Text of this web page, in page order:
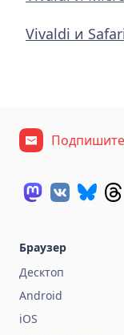
Vivaldi и
Браузер
Десктоп
Android
iOS